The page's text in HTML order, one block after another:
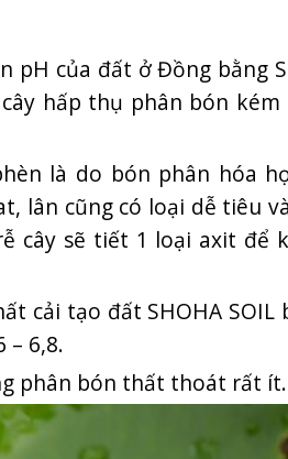
pH của đất ở Đồng bằng
hấp thụ phân bón kém
là do bón phân hóa
lân cũng có loại dễ tiêu
cây sẽ tiết 1 loại axit để
cải tạo đất SHOHA SOIL
6,8.
phân bón thất thoát rất ít.